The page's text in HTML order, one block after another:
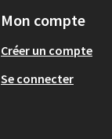
Mon compte
Créer un compte
Se connecter